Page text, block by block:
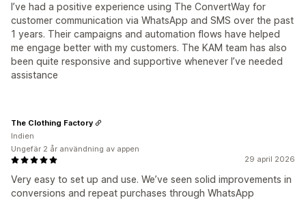
I’ve had a positive experience using The ConvertWay for
customer communication via WhatsApp and SMS over the past
1 years. Their campaigns and automation flows have helped
me engage better with my customers. The KAM team has also
been quite responsive and supportive whenever I’ve needed
assistance
29 april 2026
Very easy to set up and use. We’ve seen solid improvements in
conversions and repeat purchases through WhatsApp
The Clothing Factory
Indien
Ungefär 2 år användning av appen